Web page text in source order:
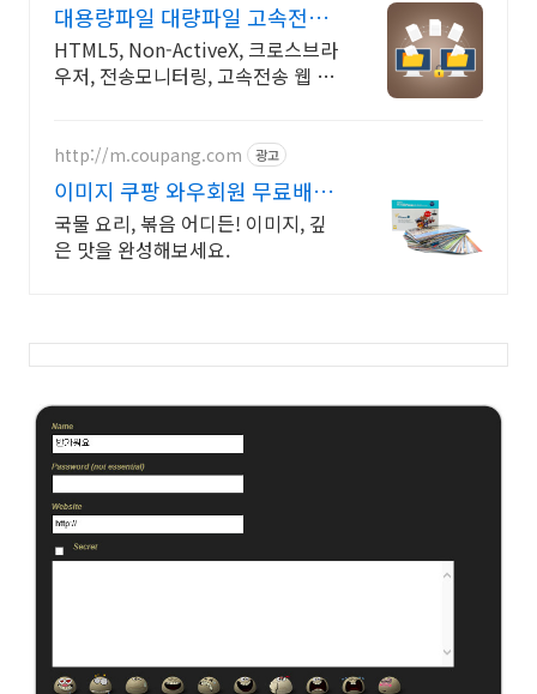
대용량파일 대량파일 고속전송
TeraTransfer
HTML5, Non-ActiveX, 크로스브라
우저, 전송모니터링, 고속전송 웹 표
http://m.coupang.com 광고
이미지 쿠팡 와우회원 무료배송
편리하게
국물 요리, 볶음 어디든! 이미지, 깊
은 맛을 완성해보세요.